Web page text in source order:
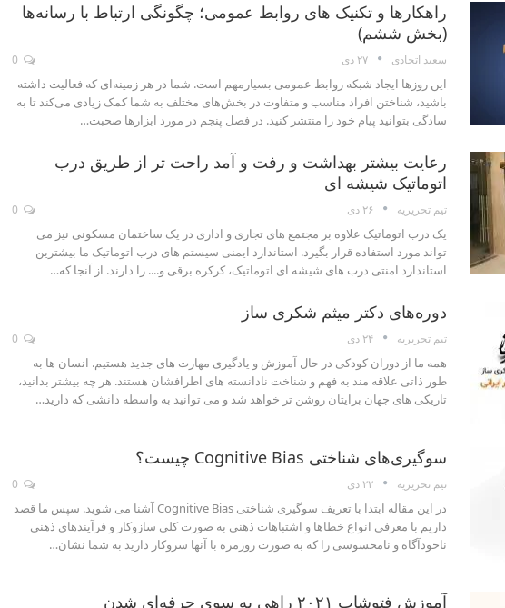
راهکارها و تکنیک های روابط عمومی؛ چگونگی ارتباط با رسانه‌ها
(بخش ششم)
سعید اتحادی ۲۷ دی
این روزها ایجاد شبکه روابط عمومی بسیارمهم است. شما در هر زمینه‌ای که فعالیت داشته
باشید،‌ شناختن افراد مناسب و متفاوت در بخش‌های مختلف به شما کمک زیادی می‌کند تا به
سادگی بتوانید پیام خود را منتشر کنید. در فصل پنجم در مورد ابزارها صحبت…
رعایت بیشتر بهداشت و رفت و آمد راحت تر از طریق درب
اتوماتیک شیشه ای
تیم تحریریه ۲۶ دی
یک درب اتوماتیک علاوه بر مجتمع های تجاری و اداری در یک ساختمان مسکونی نیز می
تواند مورد استفاده قرار بگیرد. استاندارد ایمنی سیستم های درب اتوماتیک ما بیشترین
استاندارد امنتی درب های شیشه ای اتوماتیک، کرکره برقی و.... را دارند. از آنجا که…
دوره‌های دکتر میثم شکری ساز
تیم تحریریه ۲۴ دی
همه ما از دوران کودکی در حال آموزش و یادگیری مهارت های جدید هستیم. انسان ها به
طور ذاتی علاقه مند به فهم و شناخت نادانسته های اطرافشان هستند. هر چه بیشتر بدانید،
تاریکی های جهان برایتان روشن تر خواهد شد و می توانید به واسطه دانشی که دارید…
سوگیری‌های شناختی Cognitive Bias چیست؟
تیم تحریریه ۲۲ دی
در این مقاله ابتدا با تعریف سوگیری شناختی Cognitive Bias آشنا می شوید. سپس ما قصد
داریم با معرفی انواع خطاها و اشتباهات ذهنی به صورت کلی سازوکار و فرآیندهای ذهنی
ناخودآگاه و نامحسوسی را که به صورت روزمره با آنها سروکار دارید به شما نشان…
آموزش فتوشاپ ۲۰۲۱ راهی به سوی حرفه‌ای شدن